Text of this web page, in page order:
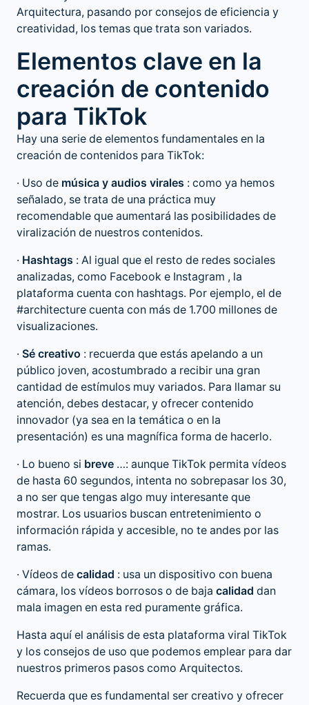
Arquitectura, pasando por consejos de eficiencia y
creatividad, los temas que trata son variados.
Elementos clave en la
creación de contenido
para TikTok
Hay una serie de elementos fundamentales en la
creación de contenidos para TikTok:
· Uso de música y audios virales : como ya hemos
señalado, se trata de una práctica muy
recomendable que aumentará las posibilidades de
viralización de nuestros contenidos.
· Hashtags : Al igual que el resto de redes sociales
analizadas, como Facebook e Instagram , la
plataforma cuenta con hashtags. Por ejemplo, el de
#architecture cuenta con más de 1.700 millones de
visualizaciones.
· Sé creativo : recuerda que estás apelando a un
público joven, acostumbrado a recibir una gran
cantidad de estímulos muy variados. Para llamar su
atención, debes destacar, y ofrecer contenido
innovador (ya sea en la temática o en la
presentación) es una magnífica forma de hacerlo.
· Lo bueno si breve …: aunque TikTok permita vídeos
de hasta 60 segundos, intenta no sobrepasar los 30,
a no ser que tengas algo muy interesante que
mostrar. Los usuarios buscan entretenimiento o
información rápida y accesible, no te andes por las
ramas.
· Vídeos de calidad : usa un dispositivo con buena
cámara, los vídeos borrosos o de baja calidad dan
mala imagen en esta red puramente gráfica.
Hasta aquí el análisis de esta plataforma viral TikTok
y los consejos de uso que podemos emplear para dar
nuestros primeros pasos como Arquitectos.
Recuerda que es fundamental ser creativo y ofrecer